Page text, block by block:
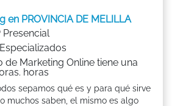
en PROVINCIA DE MELILLA
Presencial
de Marketing Online tiene una
horas
sepamos qué es y para qué sirve
muchos saben, el mismo es algo